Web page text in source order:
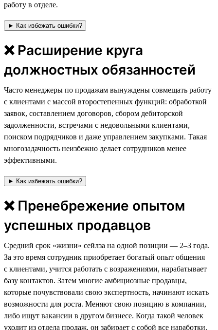
работу в отделе.
► Как избежать ошибки?
❌ Расширение круга
должностных обязанностей
Часто менеджеры по продажам вынуждены совмещать работу
с клиентами с массой второстепенных функций: обработкой
заявок, составлением договоров, сбором дебиторской
задолженности, встречами с недовольными клиентами,
поиском подрядчиков и даже управлением закупками. Такая
многозадачность неизбежно делает сотрудников менее
эффективными.
► Как избежать ошибки?
❌ Пренебрежение опытом
успешных продавцов
Средний срок «жизни» сейлза на одной позиции — 2–3 года.
За это время сотрудник приобретает богатый опыт общения
с клиентами, учится работать с возражениями, нарабатывает
базу контактов. Затем многие амбициозные продавцы,
которые почувствовали свою экспертность, начинают искать
возможности для роста. Меняют свою позицию в компании,
либо ищут вакансии в другом бизнесе. Когда такой человек
уходит из отдела продаж, он забирает с собой все наработки.